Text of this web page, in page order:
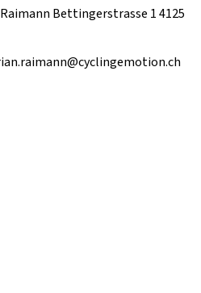
Bettingerstrasse 1 4125